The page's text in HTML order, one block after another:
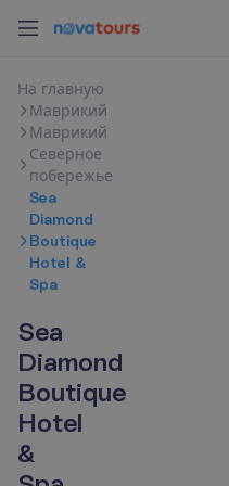
На главную
Маврикий
Маврикий
Северное
побережье
Sea
Diamond
Boutique
Hotel &
Spa
Sea
Diamond
Boutique
Hotel
&